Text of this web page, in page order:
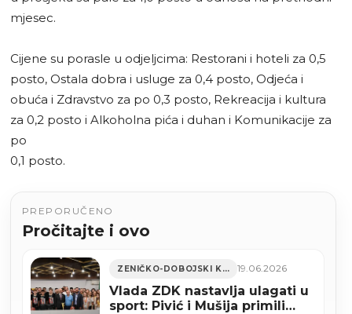
mjesec.
Cijene su porasle u odjeljcima: Restorani i hoteli za 0,5
posto, Ostala dobra i usluge za 0,4 posto, Odjeća i
obuća i Zdravstvo za po 0,3 posto, Rekreacija i kultura
za 0,2 posto i Alkoholna pića i duhan i Komunikacije za
po
0,1 posto.
PREPORUČENO
Pročitajte i ovo
ZENIČKO-DOBOJSKI KANTON 19.06.2026
Vlada ZDK nastavlja ulagati u
sport: Pivić i Mušija primili